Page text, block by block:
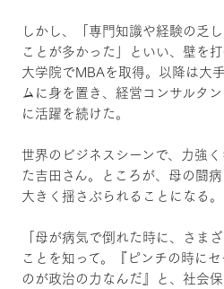
しかし、「専門知識や経験の乏
ことが多かった」といい、壁を
大学院でMBAを取得。以降は大
ムに身を置き、経営コンサルタ
に活躍を続けた。
世界のビジネスシーンで、力強
た吉田さん。ところが、母の闘
大きく揺さぶられることになる。
「母が病気で倒れた時に、さま
ことを知って。『ピンチの時に
のが政治の力なんだ』と、社会